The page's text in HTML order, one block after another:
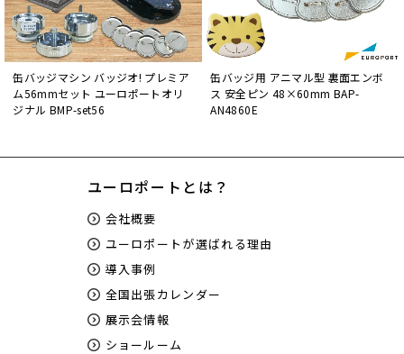
缶バッジマシン バッジオ! プレミア
ム56mmセット ユーロポートオリ
ジナル BMP-set56
缶バッジ用 アニマル型 裏面エンボ
ス 安全ピン 48×60mm BAP-
AN4860E
ユーロポートとは？
会社概要
ユーロポートが選ばれる理由
導入事例
全国出張カレンダー
展示会情報
ショールーム